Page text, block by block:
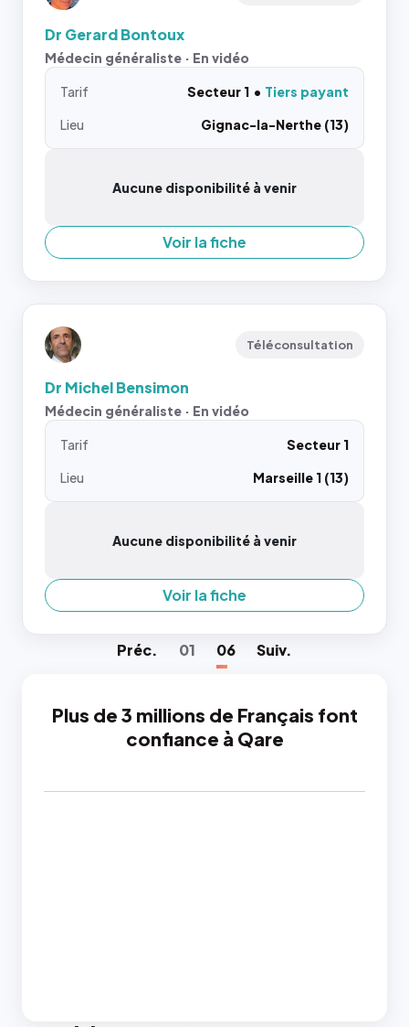
Dr Gerard Bontoux
Médecin généraliste · En vidéo
Tarif Secteur 1
Tiers payant
Lieu
Gignac-la-Nerthe (13)
Aucune disponibilité à venir
Voir la fiche
Téléconsultation
Dr Michel Bensimon
Médecin généraliste · En vidéo
Tarif
Secteur 1
Lieu
Marseille 1 (13)
Aucune disponibilité à venir
Voir la fiche
Préc. 01 06 Suiv.
Plus de 3 millions de Français font
confiance à Qare